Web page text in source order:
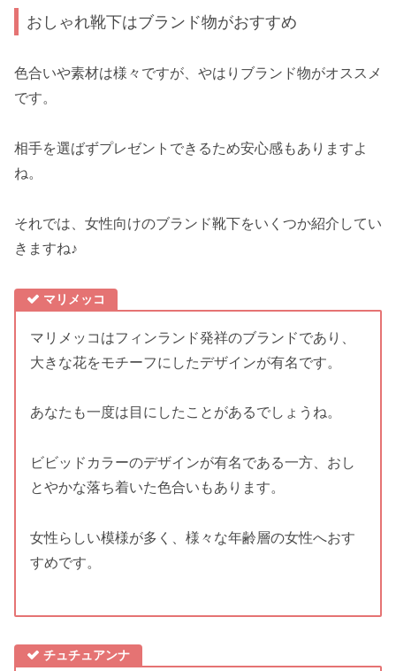
おしゃれ靴下はブランド物がおすすめ
色合いや素材は様々ですが、やはりブランド物がオススメ
です。
相手を選ばずプレゼントできるため安心感もありますよ
ね。
それでは、女性向けのブランド靴下をいくつか紹介してい
きますね♪
マリメッコ
マリメッコはフィンランド発祥のブランドであり、
大きな花をモチーフにしたデザインが有名です。
あなたも一度は目にしたことがあるでしょうね。
ビビッドカラーのデザインが有名である一方、おし
とやかな落ち着いた色合いもあります。
女性らしい模様が多く、様々な年齢層の女性へおす
すめです。
チュチュアンナ